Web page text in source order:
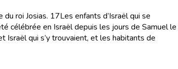
du roi Josias. 17Les enfants d’Israël qui se
célébrée en Israël depuis les jours de Samuel le
Israël qui s’y trouvaient, et les habitants de